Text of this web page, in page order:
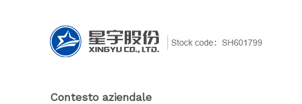
Contesto aziendale